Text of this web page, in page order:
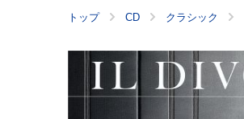
トップ CD クラシック